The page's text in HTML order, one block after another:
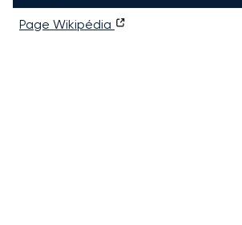
Page Wikipédia